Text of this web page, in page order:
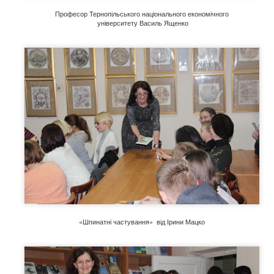
Професор Тернопільського національного економічного
університету Василь Ященко
«Шпинатні частування» від Ірини Мацко
глибокий психологічний роман, у якому йдеться про
переплітаються три різні історії любові із різних етапів
відчуваючи пульсуючу енергію переплетених доль. «Три
сюжет, але й через важливі філософські питання, що висвітлює
майстерними українськими перекладачами, відкривають
життєвих випробувань і непохитної віри в людину. Спадщина
світової літератури, надихаючи на роздуми про справжні
творчості Арчибальда Кроніна завітати у відділ міського
творами письменника.